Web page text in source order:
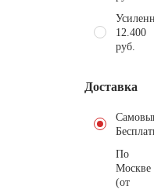
12.400
руб.
Доставка
По
Москве
(от